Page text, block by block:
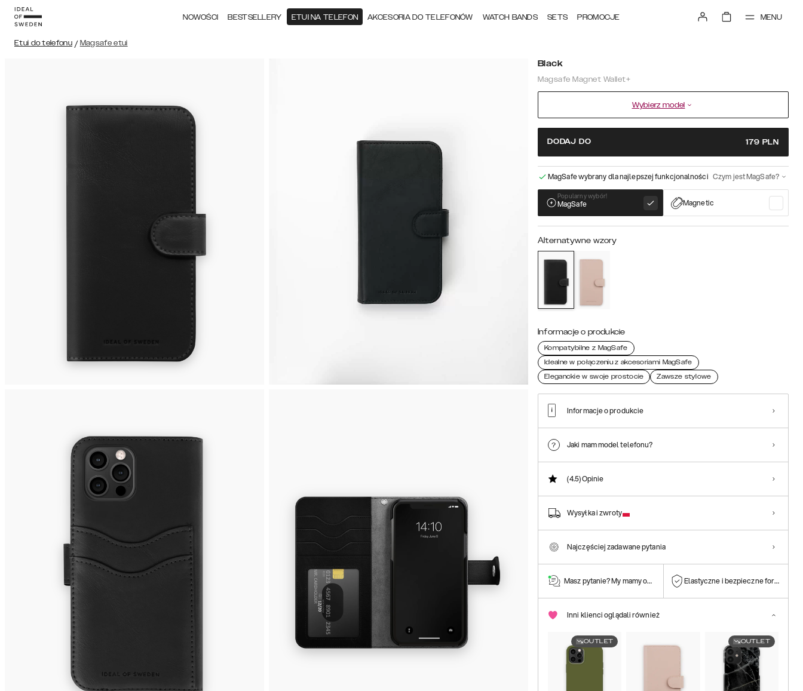
NOWOŚCI BESTSELLERY ETUI NA TELEFON AKCESORIA DO TELEFONÓW WATCH BANDS SETS PROMOCJE MENU
Etui do telefonu / Magsafe etui
Black
Magsafe Magnet Wallet+
Wybierz model
DODAJ DO 179 PLN
MagSafe wybrany dla najlepszej funkcjonalności Czym jest MagSafe?
Popularny wybór!
MagSafe Magnetic
Alternatywne wzory
Informacje o produkcie
Kompatybilne z MagSafe
Idealne w połączeniu z akcesoriami MagSafe
Eleganckie w swoje prostocie
Zawsze stylowe
Informacje o produkcie
Jaki mam model telefonu?
(4.5)Opinie
Wysyłka i zwroty
Najczęściej zadawane pytania
Masz pytanie? My mamy odpowiedź! Elastyczne i bezpieczne formy
Inni klienci oglądali również
OUTLET OUTLET